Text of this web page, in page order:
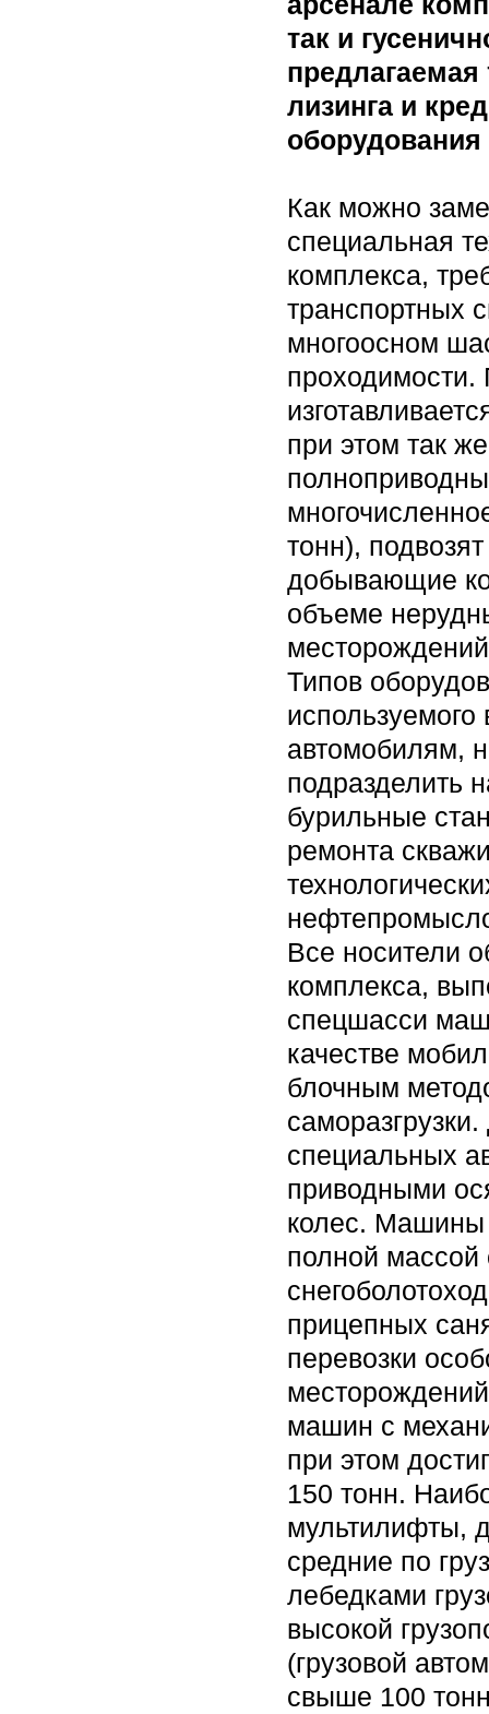
так и
предлагаемая
лизинга и
Как можно
специальная
комплекса,
транспортных
многоосном
проходимости.
при этом так
тонн),
добывающие
объеме
Типов
автомобилям,
подразделить
бурильные
ремонта
Все носители
комплекса,
спецшасси
качестве
блочным
специальных
приводными
колес. Машины
полной массой
прицепных
перевозки
машин с
при этом
150 тонн.
мультилифты,
средние по
лебедками
высокой
(грузовой
свыше 100